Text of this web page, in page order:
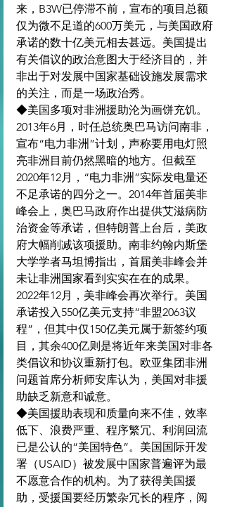
来，B3W已停滞不前，宣布的项目总额
仅为微不足道的600万美元，与美国政府
承诺的数十亿美元相去甚远。美国提出
有关倡议的政治意图大于经济目的，并
非出于对发展中国家基础设施发展需求
的关注，而是一场政治秀。
◆美国多项对非洲援助沦为画饼充饥。
2013年6月，时任总统奥巴马访问南非，
宣布“电力非洲”计划，声称要用电灯照
亮非洲目前仍然黑暗的地方。但截至
2020年12月，“电力非洲”实际发电量还
不足承诺的四分之一。2014年首届美非
峰会上，奥巴马政府作出提供艾滋病防
治资金等承诺，但特朗普上台后，美政
府大幅削减该项援助。南非约翰内斯堡
大学学者马坦博指出，首届美非峰会并
未让非洲国家看到实实在在的成果。
2022年12月，美非峰会再次举行。美国
承诺投入550亿美元支持“非盟2063议
程”，但其中仅150亿美元属于新签约项
目，其余400亿则是将近年来美国对非各
类倡议和协议重新打包。欧亚集团非洲
问题首席分析师安库认为，美国对非援
助缺乏新意和诚意。
◆美国援助表现和质量向来不佳，效率
低下、浪费严重、程序繁冗、利润回流
已是公认的“美国特色”。美国国际开发
署（USAID）被发展中国家普遍评为最
不愿意合作的机构。为了获得美国援
助，受援国要经历繁杂冗长的程序，阅